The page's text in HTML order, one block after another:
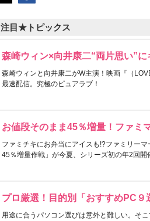
注目★トピックス
森崎ウィン×向井康二“両片思い”
森崎ウィンと向井康二がW主演！映画『（
最速配信。究極のピュアラブ！
お値段そのまま45％増量！ファミ
ファミチキにお弁当にアイスも!?ファミリー
45％増量作戦」が今夏、シリーズ初の年2回開
プロ厳選！目的別「おすすめPC９
用途に合うパソコン選びは意外と難しい。そ